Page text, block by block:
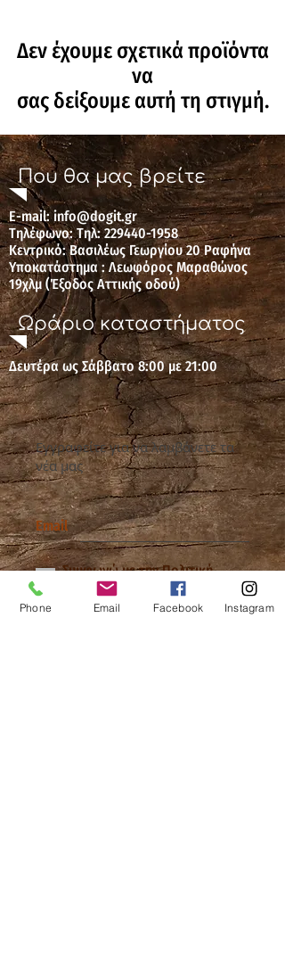
Δεν έχουμε σχετικά προϊόντα
να
σας δείξουμε αυτή τη στιγμή.
Που θα μας βρείτε
E-mail: ​​info@dogit.gr
Τηλέφωνο: Τηλ: 229440-1958
Κεντρικό: Βασιλέως Γεωργίου 20 Ραφήνα
Υποκατάστημα : Λεωφόρος Μαραθώνος
19χλμ (Έξοδος Αττικής οδού)
Ωράριο καταστήματος
Δευτέρα ως Σάββατο 8:00 με 21:00
Εγγραφείτε για να λαμβάνετε τα
νέα μας
Email
Συμφωνώ με τηνΠολιτική
Απορρήτου
Phone Email Facebook Instagram